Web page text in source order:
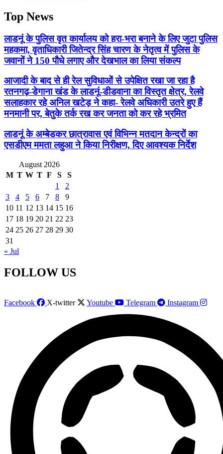
Top News
लाडनूं के पुलिस वृत कार्यालय को हरा-भरा बनाने के लिए जुटा पुलिस
महकमा, वृताधिकारी जितेन्द्र सिंह चारण के नेतृत्व में पुलिस के
जवानों ने 150 पौधे लगाए और देखभाल का लिया संकल्प
आजादी के बाद से ही रेल सुविधाओं से उपेक्षित रखा जा रहा है
रतनगढ़-डेगाना खंड के लाडनूं-डीडवाना का विस्तृत क्षेत्र, रेलवे
सलाहकार रहे अनिल खटेड़ ने कहा- रेलवे अधिकारी उतरे हुए हैं
मनमानी पर, बेतुके तर्क रख कर जनता को कर रहे भ्रमित
लाडनूं के अम्बेडकर छात्रावास एवं विभिन्न मतदान केन्द्रों का
एसडीएम ममता लहुआ ने किया निरीक्षण, दिए आवश्यक निर्देश
August 2026
M T W T F S
S
1
2
3
4 5 6 7 8
9
10 11 12 13 14 15 16
17 18 19 20 21 22 23
24 25 26 27 28 29 30
31
« Jul
FOLLOW US
Facebook X-twitter Youtube Telegram Instagram